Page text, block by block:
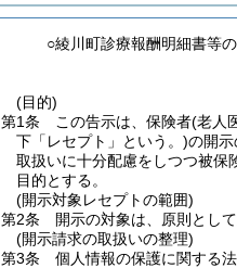
○綾川町診療報酬明細書等
(目的)
第1条
この告示は、保険者(老人
下「レセプト」という。)の開
取扱いに十分配慮をしつつ被保
目的とする。
(開示対象レセプトの範囲)
第2条
開示の対象は、原則とし
(開示請求の取扱いの整理)
第3条
個人情報の保護に関する